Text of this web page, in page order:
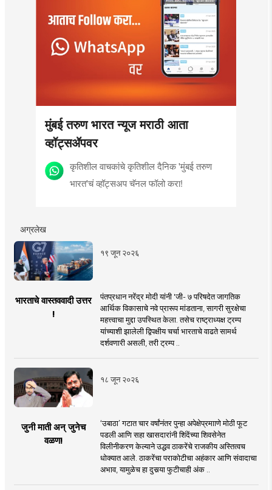
मुंबई तरुण भारत न्यूज मराठी आता
व्हॉट्सॲपवर
कृतिशील वाचकांचे कृतिशील दैनिक 'मुंबई तरुण
भारत'चं व्हॉट्सअप चॅनल फॉलो करा!
अग्रलेख
१९ जून २०२६
भारताचे वास्तववादी उत्तर
!
पंतप्रधान नरेंद्र मोदी यांनी 'जी- ७ परिषदेत जागतिक
आर्थिक विकासाचे नवे प्रारूप मांडताना, सागरी सुरक्षेचा
महत्त्वाचा मुद्दा उपस्थित केला. तसेच राष्ट्राध्यक्ष ट्रम्प
यांच्याशी झालेली द्विपक्षीय चर्चा भारताचे वाढते सामर्थ
दर्शवणारी असली, तरी ट्रम्प ..
१८ जून २०२६
जुनी माती अन् जुनेच
वळण!
‘उबाठा’ गटात चार वर्षांनंतर पुन्हा अपेक्षेप्रमााणे मोठी फूट
पडली आणि सहा खासदारांनी शिंदेंच्या शिवसेनेत
विलीनीकरण केल्याने उद्धव ठाकरेंचे राजकीय अस्तित्वच
धोक्यात आले. ठाकरेंचा पराकोटीचा अहंकार आणि संवादाचा
अभाव, यामुळेच हा दुसर्‍या फुटीचाही अंक ..